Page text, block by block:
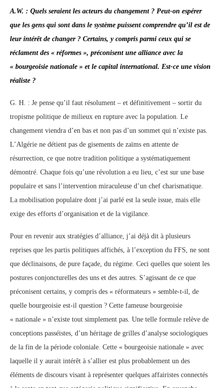
A.W. : Quels seraient les acteurs du changement ? Peut-on espérer
que les gens qui sont dans le système puissent comprendre qu’il est de
leur intérêt de changer ? Certains, y compris parmi ceux qui se
réclament des « réformes », préconisent une alliance avec la
« bourgeoisie nationale » et le capital international. Est-ce une vision
réaliste ?
G. H. : Je pense qu’il faut résolument – et définitivement – sortir du
tropisme politique de milieux en rupture avec la population. Le
changement viendra d’en bas et non pas d’un sommet qui n’existe pas.
L’Algérie ne détient pas de gisements de zaïms en attente de
résurrection, ce que notre tradition politique a systématiquement
démontré. Chaque fois qu’une révolution a eu lieu, c’est sur une base
populaire et sans l’intervention miraculeuse d’un chef charismatique.
La mobilisation populaire dont j’ai parlé est la seule issue, mais elle
exige des efforts d’organisation et de la vigilance.
Pour en revenir aux stratégies d’alliance, j’ai déjà dit à plusieurs
reprises que les partis politiques affichés, à l’exception du FFS, ne sont
que déclinaisons, de pure façade, du régime. Ceci quelles que soient les
postures conjoncturelles des uns et des autres. S’agissant de ce que
préconisent certains, y compris des « réformateurs » semble-t-il, de
quelle bourgeoisie est-il question ? Cette fameuse bourgeoisie
« nationale » n’existe tout simplement pas. Une telle formule relève de
conceptions passéistes, d’un héritage de grilles d’analyse sociologiques
de la fin de la période coloniale. Cette « bourgeoisie nationale » avec
laquelle il y aurait intérêt à s’allier est plus probablement un des
éléments de discours visant à représenter quelques affairistes connectés